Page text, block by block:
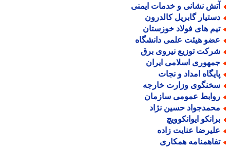
نشانی و خدمات ایمنی
گابریل کالدرون
های فولاد خوزستان
هیئت علمی دانشگاه
توزیع نیروی برق
اسلامی ایران
امداد و نجات
وزارت خارجه
عمومی سازمان
حسین نژاد
ایوانکوویچ
عنایت زاده
همکاری